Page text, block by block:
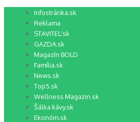
Preskočiť Infostránka.sk
Reklama
STAVITEĽ.sk
GAZDA.sk
Magazín BOLD
Família.sk
News.sk
Top5.sk
Wellness Magazin.sk
Šálka kávy.sk
Ekonóm.sk